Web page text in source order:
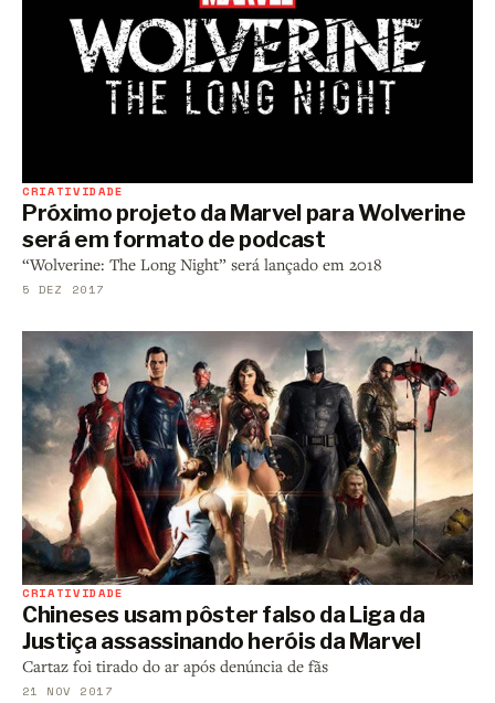
CRIATIVIDADE
Próximo projeto da Marvel para Wolverine
será em formato de podcast
“Wolverine: The Long Night” será lançado em 2018
5 DEZ 2017
CRIATIVIDADE
Chineses usam pôster falso da Liga da
Justiça assassinando heróis da Marvel
Cartaz foi tirado do ar após denúncia de fãs
21 NOV 2017